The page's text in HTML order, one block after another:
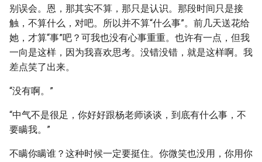
别误会。恩，那其实不算，那只是认识。那段时间只是接
触，不算什么，对吧。所以并不算“什么事”。前几天送花给
她，才算“事”吧？可我也没有心事重重。也许有一点，但我
一向是这样，因为我喜欢思考。没错没错，就是这样啊。我
差点笑了出来。
“没有啊。”
“中气不是很足，你好好跟杨老师谈谈，到底有什么事，不
要瞒我。”
不瞒你瞒谁？这种时候一定要挺住。你微笑也没用，你用你